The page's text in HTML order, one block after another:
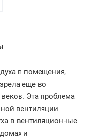
в помещения,
еще во
Эта проблема
вентиляции
в вентиляционные
и